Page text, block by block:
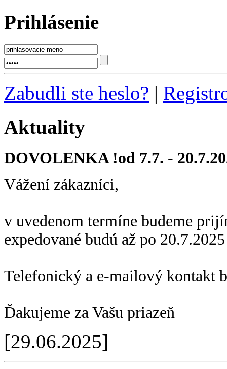
Prihlásenie
Zabudli ste heslo? |
Aktuality
DOVOLENKA !od 7.7. -
Vážení zákazníci,
v uvedenom termíne budeme
expedované budú až po
Telefonický a e-mailový kontakt
Ďakujeme za Vašu priazeň
[29.06.2025]